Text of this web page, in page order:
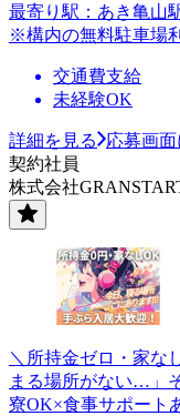
最寄り駅：あき亀山
※構内の無料駐車場
交通費支給
未経験OK
詳細を見る
応募画
契約社員
株式会社
＼所持金ゼロ・家な
まる場所がない…」
寮OK×食事サポート